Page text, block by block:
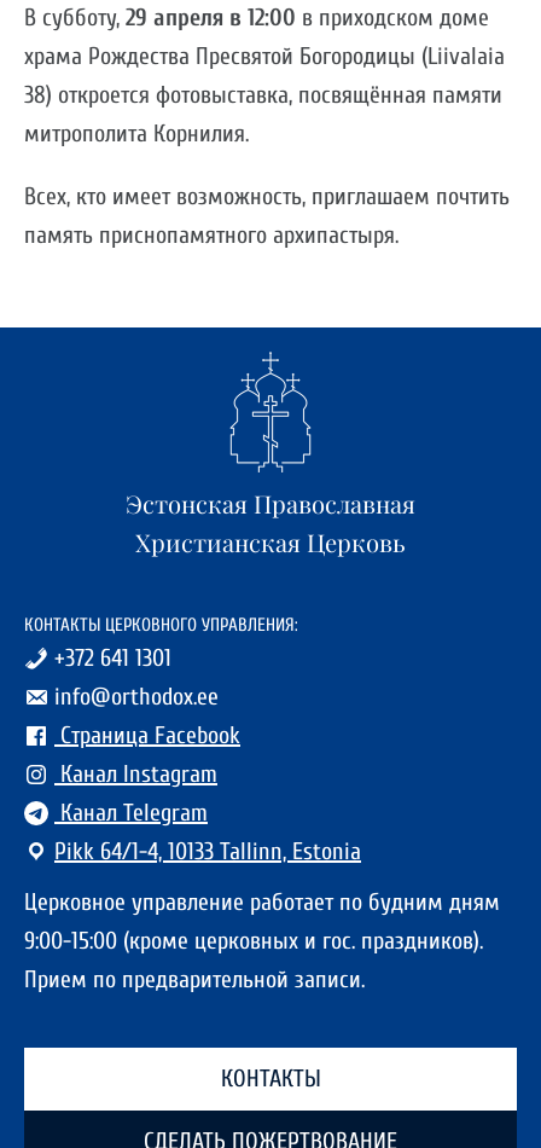
В субботу, 29 апреля в 12:00 в приходском доме
храма Рождества Пресвятой Богородицы (Liivalaia
38) откроется фотовыставка, посвящённая памяти
митрополита Корнилия.
Всех, кто имеет возможность, приглашаем почтить
память приснопамятного архипастыря.
Эстонская Православная
Христианская Церковь
КОНТАКТЫ ЦЕРКОВНОГО УПРАВЛЕНИЯ:
+372 641 1301
info@orthodox.ee
Страница Facebook
Канал Instagram
Канал Telegram
Pikk 64/1-4, 10133 Tallinn, Estonia
Церковное управление работает по будним дням
9:00-15:00 (кроме церковных и гос. праздников).
Прием по предварительной записи.
КОНТАКТЫ
СДЕЛАТЬ ПОЖЕРТВОВАНИЕ